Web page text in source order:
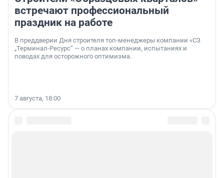
встречают профессиональный
праздник на работе
В преддверии Дня строителя топ-менеджеры компании «СЗ
„Терминал-Ресурс“ — о планах компании, испытаниях и
поводах для осторожного оптимизма.
7 августа, 18:00